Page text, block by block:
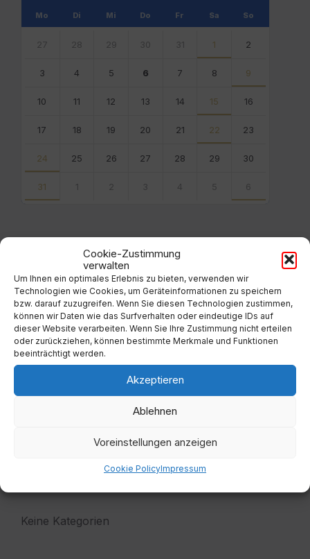
Cookie-Zustimmung
verwalten
Um Ihnen ein optimales Erlebnis zu bieten, verwenden wir
Technologien wie Cookies, um Geräteinformationen zu speichern
bzw. darauf zuzugreifen. Wenn Sie diesen Technologien zustimmen,
können wir Daten wie das Surfverhalten oder eindeutige IDs auf
dieser Website verarbeiten. Wenn Sie Ihre Zustimmung nicht erteilen
oder zurückziehen, können bestimmte Merkmale und Funktionen
beeinträchtigt werden.
Akzeptieren
Ablehnen
Voreinstellungen anzeigen
Cookie PolicyImpressum
Month
Mo Di Mi Do Fr Sa So
calendar
27 28 29 30 31 1 2
3 4 5 6 7 8 9
10 11 12 13 14 15 16
17 18 19 20 21 22 23
24 25 26 27 28 29 30
31 1 2 3 4 5 6
calendar
Filter
Von:
Bis:
Keine Kategorien